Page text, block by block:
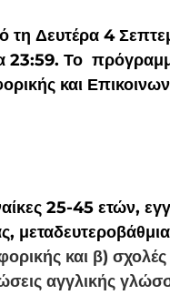
τη Δευτέρα 4
Το
και
25-45 ετών,
και β) σχολές
αγγλικής